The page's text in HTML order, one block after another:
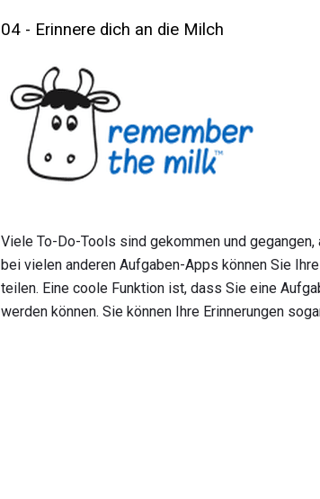
04 - Erinnere dich an die Milch
Viele To-Do-Tools sind gekommen und
bei vielen anderen Aufgaben-Apps können Sie
teilen. Eine coole Funktion ist, dass Sie eine
werden können. Sie können Ihre Erinnerungen